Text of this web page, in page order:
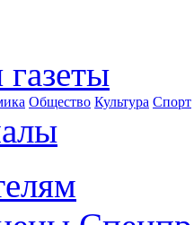
Общество Культура Спорт